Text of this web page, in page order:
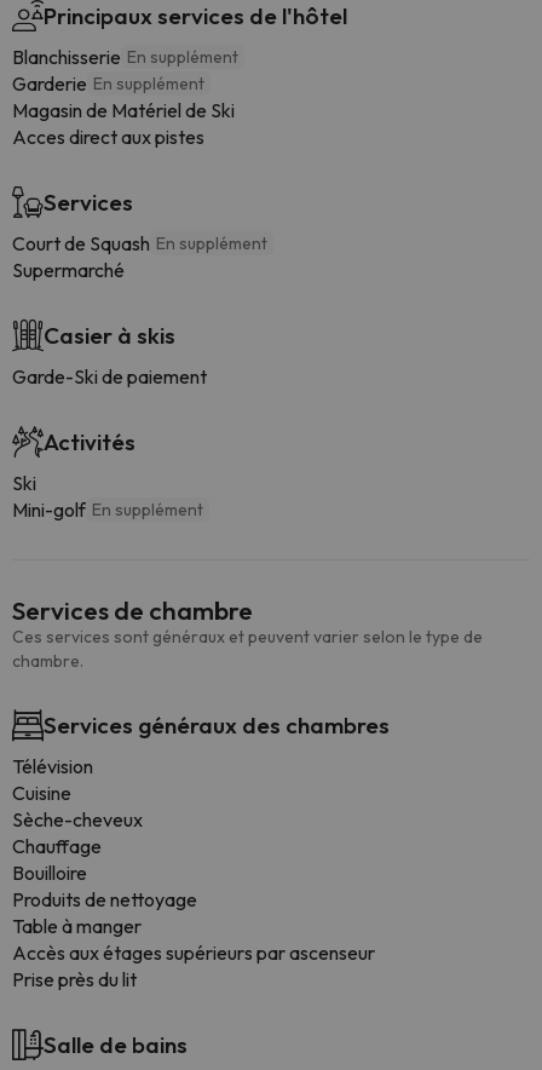
Principaux services de l'hôtel
Blanchisserie En supplément
Garderie En supplément
Magasin de Matériel de Ski
Acces direct aux pistes
Services
Court de Squash En supplément
Supermarché
Casier à skis
Garde-Ski de paiement
Activités
Ski
Mini-golf En supplément
Services de chambre
Ces services sont généraux et peuvent varier selon le type de
chambre.
Services généraux des chambres
Télévision
Cuisine
Sèche-cheveux
Chauffage
Bouilloire
Produits de nettoyage
Table à manger
Accès aux étages supérieurs par ascenseur
Prise près du lit
Salle de bains